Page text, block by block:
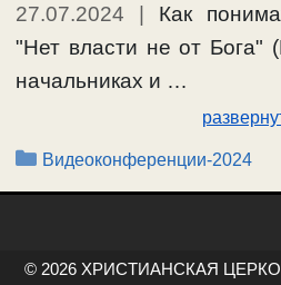
27.07.2024 | Как
"Нет власти не от Бога"
начальниках и …
Рубрики
Видеоконференции-2024
© 2026 ХРИСТИАНСКАЯ